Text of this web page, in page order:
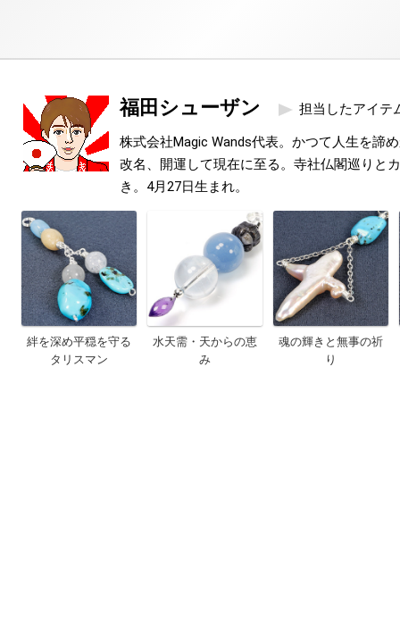
福田シューザン 担当したアイテ
株式会社Magic Wands代表。かつて人生を諦
改名、開運して現在に至る。寺社仏閣巡りと
き。4月27日生まれ。
絆を深め平穏を守る
タリスマン
水天需・天からの恵
み
魂の輝きと無事の祈
り